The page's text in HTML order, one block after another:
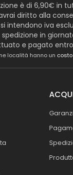
è di 6,90€ in
diritto alla
si intendono iva
in
e pagato entro
località hanno un